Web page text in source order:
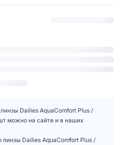
Dailies AquaComfort Plus /
можно на сайте и в наших
Dailies AquaComfort Plus /